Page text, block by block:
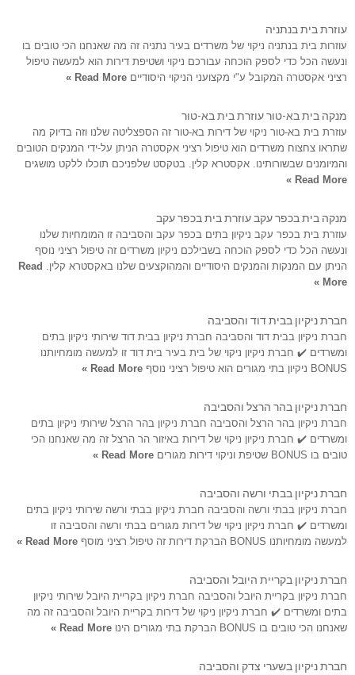
עוזרת בית בנתניה
עוזרות בית בנתניה ניקוי של משרדים בעיר נתניה זה מה שאנחנו הכי טובים בו
ונעשה הכל כדי לספק הוכחה עבורכם ניקוי ושטיפת דירות הוא למעשה טיפול
רציני אקסטרה המקובל ע"י מקצועני הניקוי היסודיים Read More »
מנקה בית בא-טור עוזרת בית בא-טור
עוזרת בית בא-טור ניקוי של דירות בא-טור זה הספצליטה שלנו וזה בדיוק מה
שתראו צחצוח משרדים הוא טיפול רציני אקסטרה הניתן על-ידי המנקים הטובים
והמיומנים שבשורותינו. אקסטרא קלין. בטקסט שלפניכם תוכלו ללקט מושגים
Read More »
מנקה בית בכפר עקב עוזרת בית בכפר עקב
עוזרת בית בכפר עקב ניקיון בתים בכפר עקב והסביבה זו המומחיות שלנו
ונעשה הכל כדי לספק הוכחה בשבילכם ניקיון משרדים זה טיפול רציני נוסף
הניתן עם המנקות והמנקים היסודיים והמהוקצעים שלנו באקסטרא קלין. Read
More »
חברת ניקיון בבית דוד והסביבה
חברת ניקיון בבית דוד והסביבה חברת ניקיון בבית דוד שירותי ניקיון בתים
ומשרדים ✔️ חברת ניקיון ניקוי של בית בעיר בית דוד זו למעשה מומחיותנו
BONUS ניקיון בתי מגורים הוא טיפול רציני נוסף
Read More »
חברת ניקיון בהר הרצל והסביבה
חברת ניקיון בהר הרצל והסביבה חברת ניקיון בהר הרצל שירותי ניקיון בתים
ומשרדים ✔️ חברת ניקיון ניקוי של דירות באיזור הר הרצל זה מה שאנחנו הכי
טובים בו BONUS שטיפת וניקוי דירות מגורים
Read More »
חברת ניקיון בבתי ורשה והסביבה
חברת ניקיון בבתי ורשה והסביבה חברת ניקיון בבתי ורשה שירותי ניקיון בתים
ומשרדים ✔️ חברת ניקיון ניקוי של דירות מגורים בבתי ורשה והסביבה זו
למעשה מומחיותנו BONUS הברקת דירות זה טיפול רציני מוסף
Read More »
חברת ניקיון בקריית היובל והסביבה
חברת ניקיון בקריית היובל והסביבה חברת ניקיון בקריית היובל שירותי ניקיון
בתים ומשרדים ✔️ חברת ניקיון ניקוי של דירות בקריית היובל והסביבה זה מה
שאנחנו הכי טובים בו BONUS הברקת בתי מגורים הינו
Read More »
חברת ניקיון בשערי צדק והסביבה